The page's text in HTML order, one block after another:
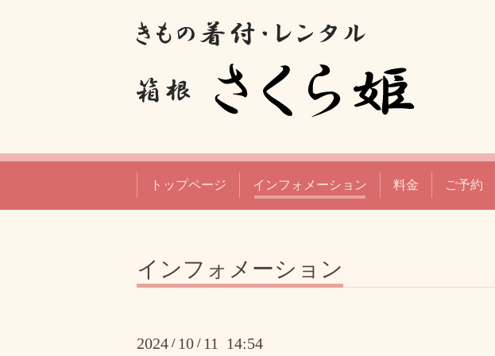
トップページ インフォメーション 料金 ご予約
インフォメーション
2024 / 10 / 11 14:54